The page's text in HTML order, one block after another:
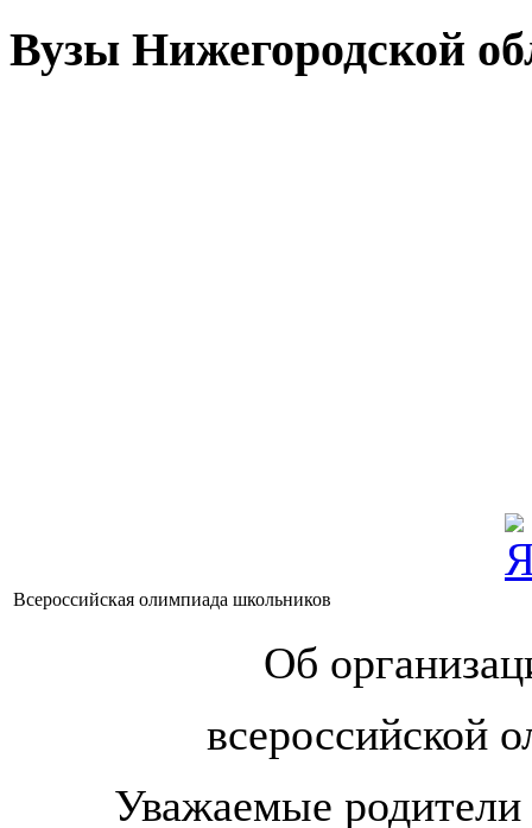
Вузы Нижегородской
Всероссийская олимпиада школьников
Об
всероссийской
Уважаемые родители